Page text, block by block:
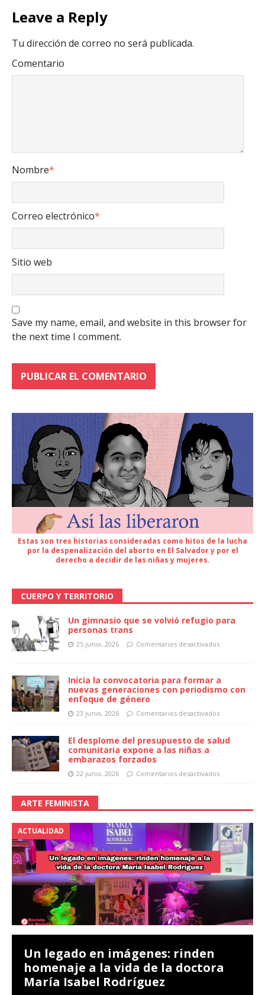
Leave a Reply
Tu dirección de correo no será publicada.
Comentario
Nombre*
Correo electrónico*
Sitio web
Save my name, email, and website in this browser for
the next time I comment.
Estas son tres historias consideradas como hitos de la lucha
por la despenalización del aborto en El Salvador y por el
derecho a decidir de las niñas y mujeres.
CUERPO Y TERRITORIO
Un gimnasio que se volvió refugio para
personas trans
25 junio, 2026 Comentarios desactivados
Inicia la convocatoria para formar a
nuevas generaciones con periodismo con
enfoque de género
23 junio, 2026 Comentarios desactivados
El desplome del presupuesto de salud
comunitaria expone a las niñas a
embarazos forzados
22 junio, 2026 Comentarios desactivados
ARTE FEMINISTA
ACTUALIDAD
Un legado en imágenes: rinden
homenaje a la vida de la doctora
María Isabel Rodríguez